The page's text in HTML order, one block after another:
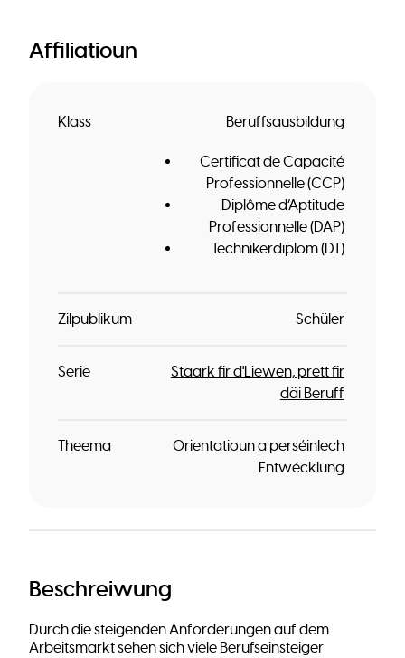
Affiliatioun
Klass Beruffsausbildung
Certificat de Capacité
Professionnelle (CCP)
Diplôme d’Aptitude
Professionnelle (DAP)
Technikerdiplom (DT)
Zilpublikum Schüler
Serie
Staark fir d'Liewen, prett fir
däi Beruff
Theema
Orientatioun a perséinlech
Entwécklung
Beschreiwung
Durch die steigenden Anforderungen auf dem
Arbeitsmarkt sehen sich viele Berufseinsteiger